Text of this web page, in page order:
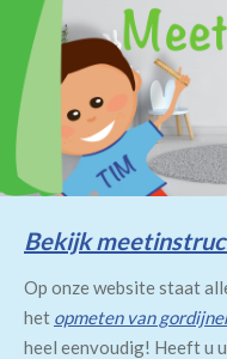
Bekijk
Op onze website staat
het opmeten van
heel eenvoudig! Heeft u